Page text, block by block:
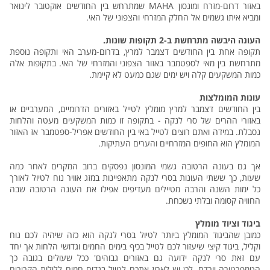
באזור דרום-מזרח ומונסון MAHA שמתרחש בין החודשים אוקטובר לינואר
ומביא איתו גשמים אל החלק המזרחי והצפוני של האי.
העונה היבשה מתרחשת ב-2 תקופות שונות.
תקופה אחת בין החודשים דצמבר למרץ, בדרום-מערב האי ותקופה נוספת
מתרחשת בין מאי לספטמבר באזור הצפוני והמזרחי של האי. בתקופות אלה
כמות המשקעים קלה ויש ימים שגם כמעט לא קיימת.
עונות המומלצות
בין החודשים דצמבר למרץ מומלץ לטייל באזורים הדרומיים, המערביים או
באזורי ההרים של סרי לנקה - בתקופה זו כמות המשקעים מעטה והלחות
נסבלת. במידה ואתם רוצים לטייל באי בין החודשים אפריל-ספטמבר אז האזור
המומלץ הוא החופים המזרחיים והערים העתיקות.
אך גם בעונה הרטובה גשמי המונסון נפסקים ברוב המקרים לאחר כמה
שעות, כך ששתי העונות בסרי לנקה מתאפיינות במזג אוויר נוח לטיול לאורך
כל ימות השנה והרבה מטיילים מעדיפים אפילו את העונה הרטובה שבה
החוויה קסומה ובלתי נשכחת.
ביגוד וציוד מומלץ
כמובן שהביגוד המומלץ ביותר לטיול בסרי לנקה הוא כזה שיהיה לכם נוח
וקליל, ביגוד קיצי שיעזור לכם לטייל בכיף בימים החמים וגדושי הלחות אך יחד
עם זאת סרי לנקה ידועה גם באזורים גבוהים' ככל שעולים בגובה כך